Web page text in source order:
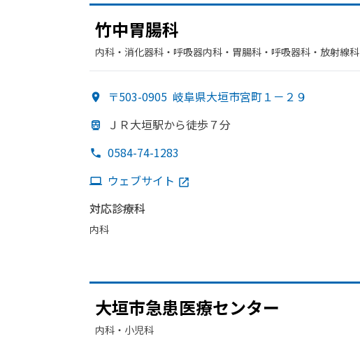
竹中胃腸科
内科・​消化器科・​呼吸器内科・​胃腸科・​呼吸器科・​放射線科
〒503-0905 岐阜県大垣市宮町１－２９
ＪＲ大垣駅から徒歩７分
0584-74-1283
ウェブサイト
対応診療科
内科
大垣市急患医療センター
内科・​小児科